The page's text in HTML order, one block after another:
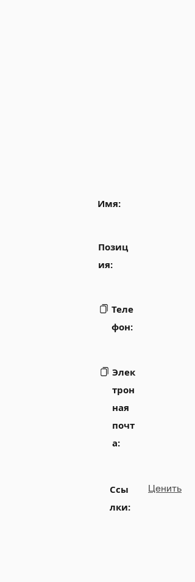
Имя:
Позиц
ия:
Теле
фон:
Элек
трон
ная
почт
а:
Ссы
лки:
Ценить